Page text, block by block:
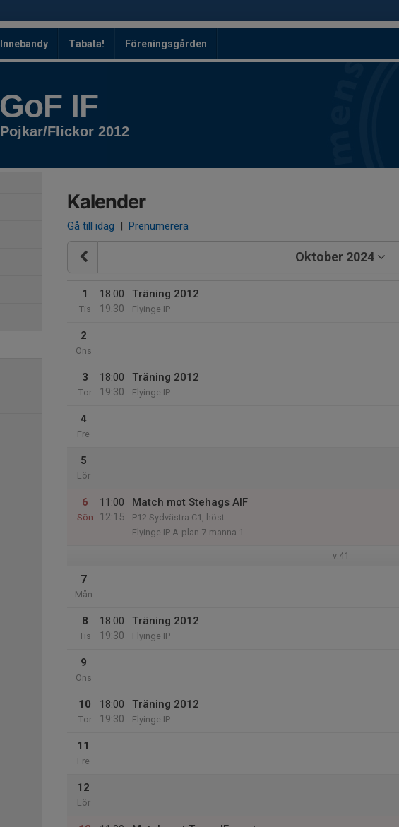
Innebandy Tabata! Föreningsgården
GoF IF
Pojkar/Flickor 2012
Kalender
Gå till idag | Prenumerera
Oktober 2024
1
Tis
18:00
19:30
Träning 2012
Flyinge IP
2
Ons
3
Tor
18:00
19:30
Träning 2012
Flyinge IP
4
Fre
5
Lör
6
Sön
11:00
12:15
Match mot Stehags AIF
P12 Sydvästra C1, höst
Flyinge IP A-plan 7-manna 1
v.41
7
Mån
8
Tis
18:00
19:30
Träning 2012
Flyinge IP
9
Ons
10
Tor
18:00
19:30
Träning 2012
Flyinge IP
11
Fre
12
Lör